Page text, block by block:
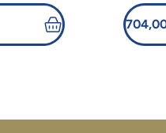
içerikleri
takviye